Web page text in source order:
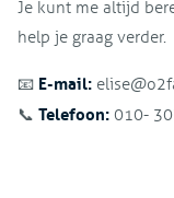
Je kunt me altijd
help je graag verder.
📧 E-mail:
📞 Telefoon: 010-